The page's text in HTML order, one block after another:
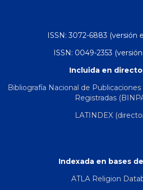
ISSN: 3072-6883 (versión
ISSN: 0049-2353
Incluida en
Bibliografía Nacional de
Registradas
LATINDEX
Indexada en bases
ATLA Religion